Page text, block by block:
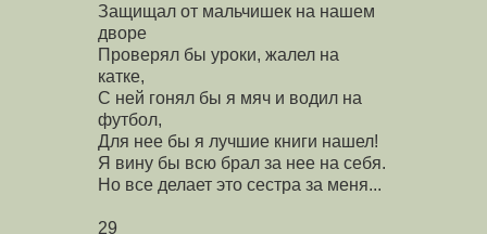
Защищал от мальчишек на нашем
дворе
Проверял бы уроки, жалел на
катке,
С ней гонял бы я мяч и водил на
футбол,
Для нее бы я лучшие книги нашел!
Я вину бы всю брал за нее на себя.
Но все делает это сестра за меня...
29